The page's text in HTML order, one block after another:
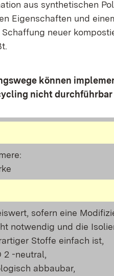
aus synthetischen
Eigenschaften und
neuer
können
nicht durchführbar
sofern eine
notwendig und die
Stoffe einfach ist,
2 -neutral,
abbaubar,